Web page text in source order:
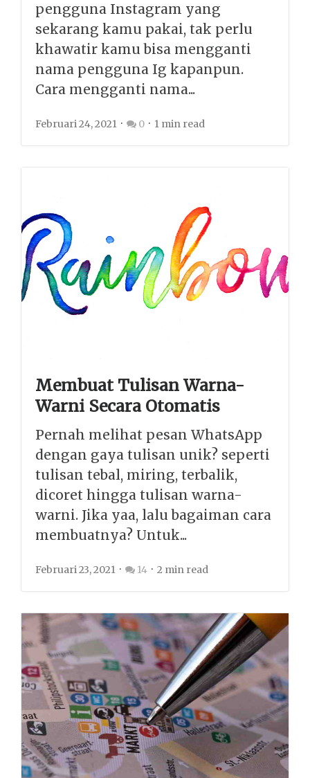
pengguna Instagram yang
sekarang kamu pakai, tak perlu
khawatir kamu bisa mengganti
nama pengguna Ig kapanpun.
Cara mengganti nama...
Februari 24, 2021 0 1 min read
Membuat Tulisan Warna-
Warni Secara Otomatis
Pernah melihat pesan WhatsApp
dengan gaya tulisan unik? seperti
tulisan tebal, miring, terbalik,
dicoret hingga tulisan warna-
warni. Jika yaa, lalu bagaiman cara
membuatnya? Untuk...
Februari 23, 2021 14 2 min read